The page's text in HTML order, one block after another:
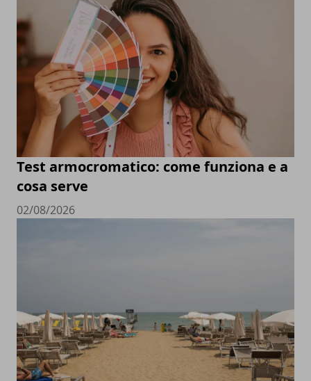
Test armocromatico: come funziona e a
cosa serve
02/08/2026